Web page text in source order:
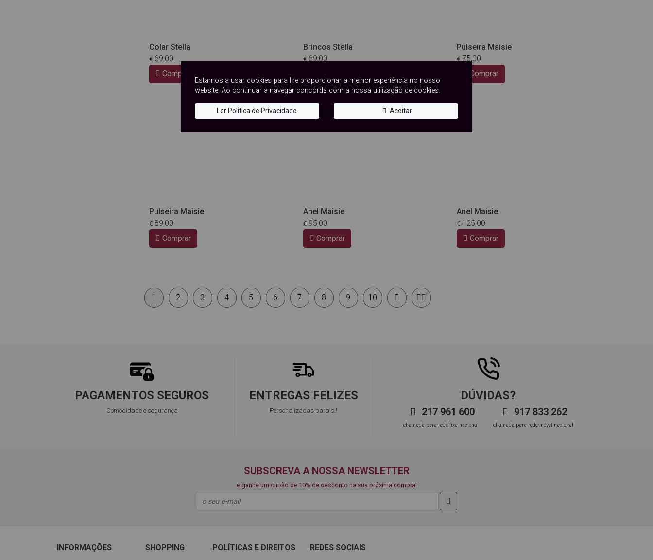
Colar Stella
€ 69,00
Comprar
Brincos Stella
€69,00
Pulseira Maisie
€ 75,00
Comprar
Pulseira Maisie
€ 89,00
Comprar
Anel Maisie
€95,00
Comprar
Anel Maisie
€ 125,00
Comprar
1 2 3 4 5 6 7 8 9 10
Estamos a usar cookies para lhe proporcionar a melhor experiência no nosso
website. Ao continuar a navegar concorda com a nossa utilização de cookies.
Ler Politica de Privacidade Aceitar
PAGAMENTOS SEGUROS
Comodidade e segurança
ENTREGAS FELIZES
Personalizadas para si!
DÚVIDAS?
217 961 600
chamada para rede fixa nacional
917 833 262
chamada para rede móvel nacional
SUBSCREVA A NOSSA NEWSLETTER
e ganhe um cupão de 10% de desconto na sua próxima compra!
INFORMAÇÕES SHOPPING POLÍTICAS E DIREITOS REDES SOCIAIS